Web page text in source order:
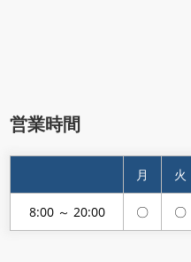
営業時間
月 火
8:00 ～ 20:00 〇 〇